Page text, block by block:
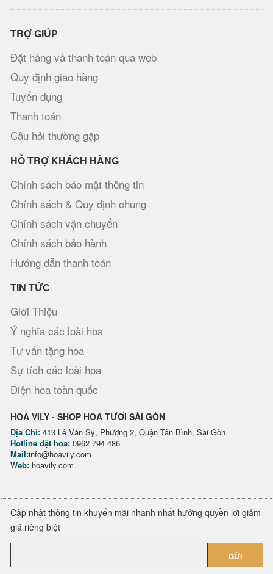
TRỢ GIÚP
Đặt hàng và thanh toán qua web
Quy định giao hàng
Tuyển dụng
Thanh toán
Câu hỏi thường gặp
HỖ TRỢ KHÁCH HÀNG
Chính sách bảo mật thông tin
Chính sách & Quy định chung
Chính sách vận chuyển
Chính sách bảo hành
Hướng dẫn thanh toán
TIN TỨC
Giới Thiệu
Ý nghĩa các loài hoa
Tư vấn tặng hoa
Sự tích các loài hoa
Điện hoa toàn quốc
HOA VILY - SHOP HOA TƯƠI SÀI GÒN
Địa Chỉ: 413 Lê Văn Sỹ, Phường 2, Quận Tân Bình, Sài Gòn
Hotline đặt hoa: 0962 794 486
Mail:info@hoavily.com
Web: hoavily.com
Cập nhật thông tin khuyến mãi nhanh nhất hưởng quyền lợi giảm
giá riêng biệt
GỬI